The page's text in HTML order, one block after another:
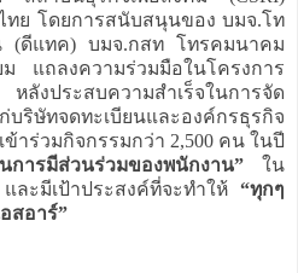
ทย โดยการสนับสนุนของ บมจ.โท
(ดีแทค) บมจ.กสท โทรคมนาคม
แถลงความร่วมมือในโครงการ
หลังประสบความสำเร็จในการจัด
ริษัทจดทะเบียนและองค์กรธุรกิจ
าร่วมกิจกรรมกว่า 2,500 คน ในปี
การมีส่วนร่วมของพนักงาน”ใน
ละมีเป้าประสงค์ที่จะทำให้ “ทุกๆ
สอาร์”